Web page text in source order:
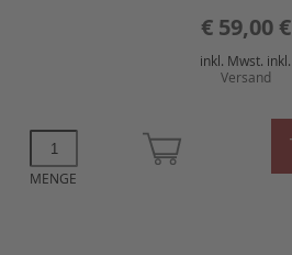
€59,00 €
inkl. Mwst. inkl.
Versand
MENGE